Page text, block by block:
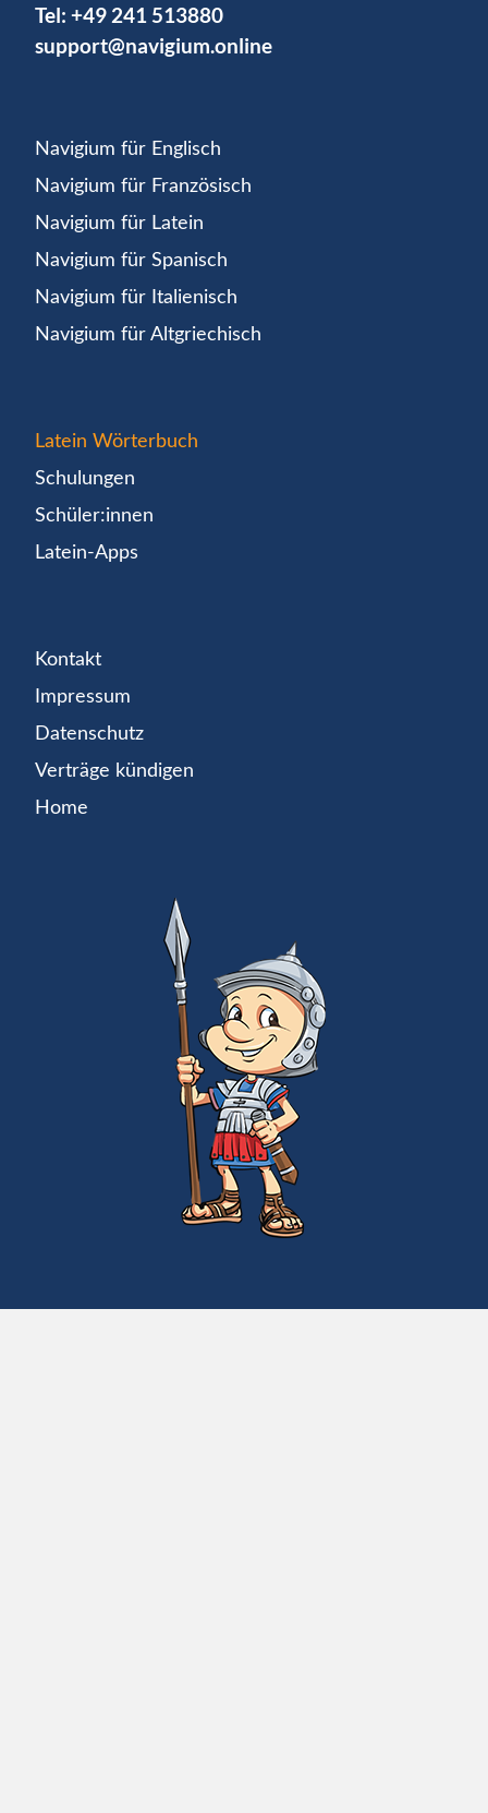
Tel: +49 241 513880
support@navigium.online
Navigium für Englisch
Navigium für Französisch
Navigium für Latein
Navigium für Spanisch
Navigium für Italienisch
Navigium für Altgriechisch
Latein Wörterbuch
Schulungen
Schüler:innen
Latein-Apps
Kontakt
Impressum
Datenschutz
Verträge kündigen
Home